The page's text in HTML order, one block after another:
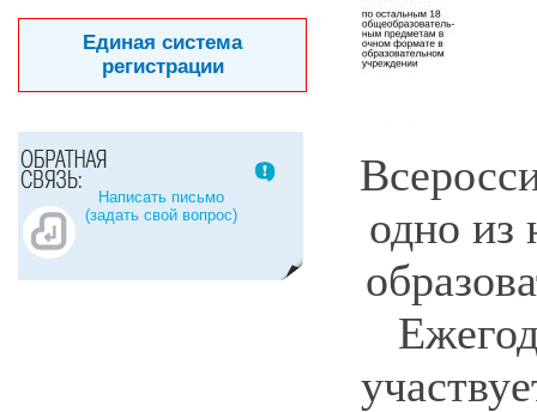
Единая система
регистрации
Написать письмо
(задать свой вопрос)
одно из